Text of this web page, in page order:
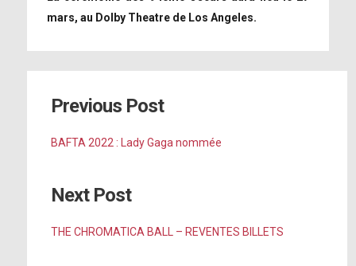
mars, au Dolby Theatre de Los Angeles.
Previous Post
BAFTA 2022 : Lady Gaga nommée
Next Post
THE CHROMATICA BALL – REVENTES BILLETS